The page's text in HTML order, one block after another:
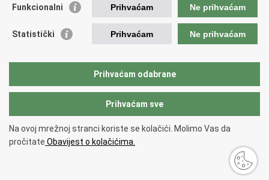
Vlada RH
ASOO
CARNET
Copyright © 2026 Ministarstvo znanosti, obrazovanja i mladih.
korištenjaIzjava o pristupačnosti
Funkcionalni Prihvaćam Ne prihvaćam
Statistički Prihvaćam Ne prihvaćam
Prihvaćam odabrane
Prihvaćam sve
Na ovoj mrežnoj stranci koriste se kolačići. Molimo Vas da
pročitate Obavijest o kolačićima.